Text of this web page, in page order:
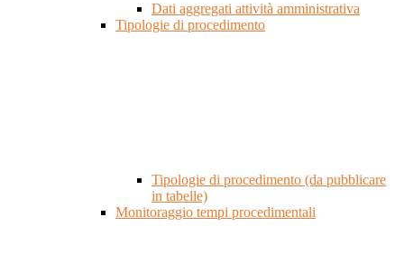
Dati aggregati attività amministrativa
Tipologie di procedimento
Tipologie di procedimento (da pubblicare
in tabelle)
Monitoraggio tempi procedimentali